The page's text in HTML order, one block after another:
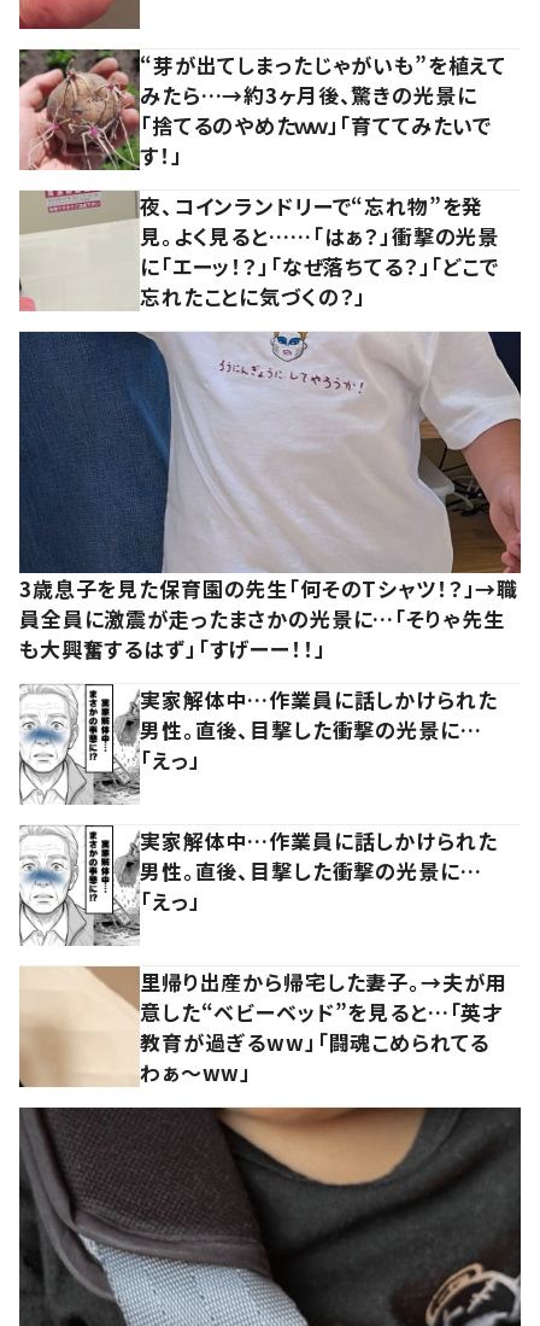
“芽が出てしまったじゃがいも”を植えて
みたら…→約3ヶ月後、驚きの光景に
「捨てるのやめたｗｗ」「育ててみたいで
す！」
夜、コインランドリーで“忘れ物”を発
見。よく見ると……「はぁ？」衝撃の光景
に「エーッ！？」「なぜ落ちてる？」「どこで
忘れたことに気づくの？」
3歳息子を見た保育園の先生「何そのTシャツ！？」→職
員全員に激震が走ったまさかの光景に…「そりゃ先生
も大興奮するはず」「すげーー！！」
実家解体中…作業員に話しかけられた
男性。直後、目撃した衝撃の光景に…
「えっ」
実家解体中…作業員に話しかけられた
男性。直後、目撃した衝撃の光景に…
「えっ」
里帰り出産から帰宅した妻子。→夫が用
意した“ベビーベッド”を見ると…「英才
教育が過ぎるww」「闘魂こめられてる
わぁ～ww」